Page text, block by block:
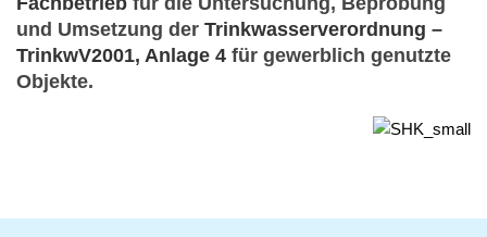
und Umsetzung der Trinkwasserverordnung –
TrinkwV2001, Anlage 4 für gewerblich genutzte
Objekte.